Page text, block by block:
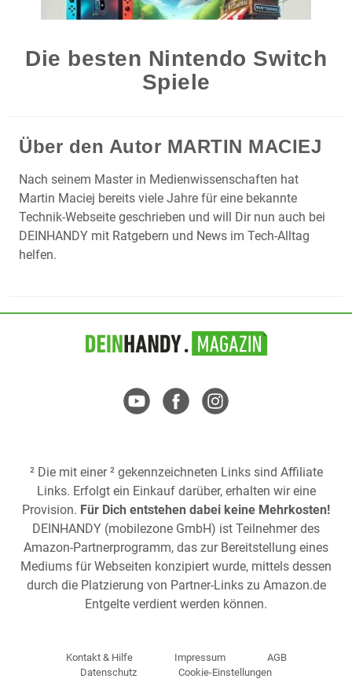
Die besten Nintendo Switch
Spiele
Über den Autor MARTIN MACIEJ
Nach seinem Master in Medienwissenschaften hat
Martin Maciej bereits viele Jahre für eine bekannte
Technik-Webseite geschrieben und will Dir nun auch bei
DEINHANDY mit Ratgebern und News im Tech-Alltag
helfen.
² Die mit einer ² gekennzeichneten Links sind Affiliate
Links. Erfolgt ein Einkauf darüber, erhalten wir eine
Provision. Für Dich entstehen dabei keine Mehrkosten!
DEINHANDY (mobilezone GmbH) ist Teilnehmer des
Amazon-Partnerprogramm, das zur Bereitstellung eines
Mediums für Webseiten konzipiert wurde, mittels dessen
durch die Platzierung von Partner-Links zu Amazon.de
Entgelte verdient werden können.
Kontakt & Hilfe Impressum
AGB
Datenschutz
Cookie-Einstellungen